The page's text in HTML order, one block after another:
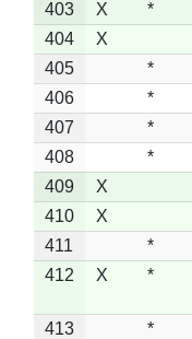
403
X *
404
X
405
*
406
*
407
*
408
*
409
X
410
X
411
*
412
X *
413 *